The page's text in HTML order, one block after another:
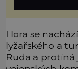
Hora se
lyžařského a
Ruda a protíná